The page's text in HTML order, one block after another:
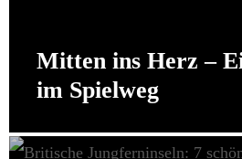
Mitten ins Herz –
im Spielweg